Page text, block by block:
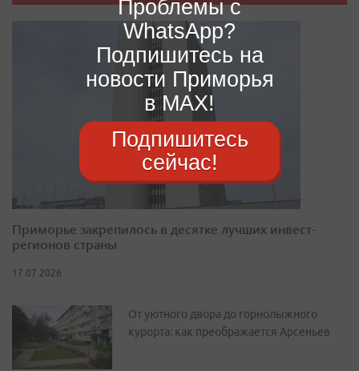
Приморье закрепилось в десятке лучших инвест-
регионов страны
17.07.2026
От уютного двора до горнолыжного
курорта: как преображается Арсеньев
Проблемы с
WhatsApp?
Подпишитесь на
новости Приморья
в MAX!
Подпишитесь
сейчас!